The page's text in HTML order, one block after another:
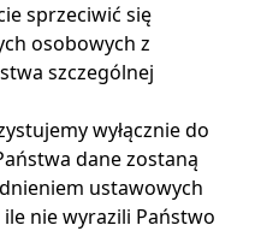
sprzeciwić się
osobowych z
szczególnej
wyłącznie do
dane zostaną
ustawowych
nie wyrazili Państwo